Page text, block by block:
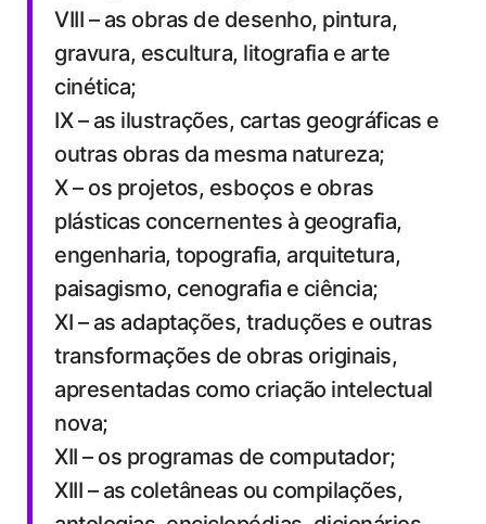
VIII – as obras de desenho, pintura,
gravura, escultura, litografia e arte
cinética;
IX – as ilustrações, cartas geográficas e
outras obras da mesma natureza;
X – os projetos, esboços e obras
plásticas concernentes à geografia,
engenharia, topografia, arquitetura,
paisagismo, cenografia e ciência;
XI – as adaptações, traduções e outras
transformações de obras originais,
apresentadas como criação intelectual
nova;
XII – os programas de computador;
XIII – as coletâneas ou compilações,